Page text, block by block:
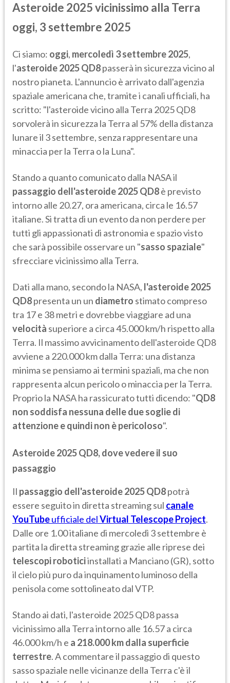
Asteroide 2025 vicinissimo alla Terra
oggi, 3 settembre 2025
Ci siamo: oggi, mercoledì 3 settembre 2025,
l'asteroide 2025 QD8passerà in sicurezza vicino al
nostro pianeta. L'annuncio è arrivato dall'agenzia
spaziale americana che, tramite i canali ufficiali, ha
scritto: "l'asteroide vicino alla Terra 2025 QD8
sorvolerà in sicurezza la Terra al 57% della distanza
lunare il 3 settembre, senza rappresentare una
minaccia per la Terra o la Luna".
Stando a quanto comunicato dalla NASA il
passaggio dell'asteroide 2025 QD8è previsto
intorno alle 20.27, ora americana, circa le 16.57
italiane. Si tratta di un evento da non perdere per
tutti gli appassionati di astronomia e spazio visto
che sarà possibile osservare un "sasso spaziale"
sfrecciare vicinissimo alla Terra.
Dati alla mano, secondo la NASA, l'asteroide 2025
QD8presenta un un diametro stimato compreso
tra 17 e 38 metri e dovrebbe viaggiare ad una
velocità superiore a circa 45.000 km/h rispetto alla
Terra. Il massimo avvicinamento dell'asteroide QD8
avviene a 220.000 km dalla Terra: una distanza
minima se pensiamo ai termini spaziali, ma che non
rappresenta alcun pericolo o minaccia per la Terra.
Proprio la NASA ha rassicurato tutti dicendo: "QD8
non soddisfa nessuna delle due soglie di
attenzione e quindi non è pericoloso".
Asteroide 2025 QD8, dove vedere il suo
passaggio
Il passaggio dell'asteroide 2025 QD8potrà
essere seguito in diretta streaming sul canale
YouTubeufficiale delVirtual Telescope Project.
Dalle ore 1.00 italiane di mercoledì 3 settembre è
partita la diretta streaming grazie alle riprese dei
telescopi roboticiinstallati a Manciano (GR), sotto
il cielo più puro da inquinamento luminoso della
penisola come sottolineato dal VTP.
Stando ai dati, l'asteroide 2025 QD8 passa
vicinissimo alla Terra intorno alle 16.57 a circa
46.000 km/h e a 218.000 km dalla superficie
terrestre. A commentare il passaggio di questo
sasso spaziale nelle vicinanze della Terra c'è il